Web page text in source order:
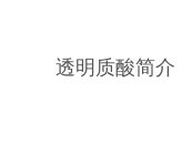
透明质酸简介